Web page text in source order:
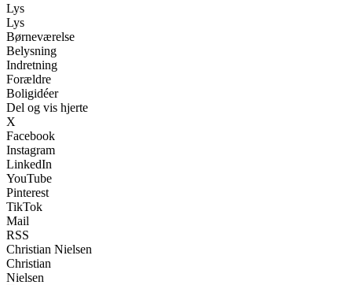
Lys
Lys
Børneværelse
Belysning
Indretning
Forældre
Boligidéer
Del og vis hjerte
X
Facebook
Instagram
LinkedIn
YouTube
Pinterest
TikTok
Mail
RSS
Christian Nielsen
Christian
Nielsen